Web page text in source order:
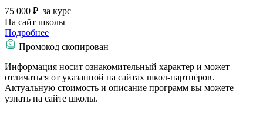
75 000 ₽ за курс
На сайт школы
Подробнее
Промокод скопирован
Информация носит ознакомительный характер и может
отличаться от указанной на сайтах школ-партнёров.
Актуальную стоимость и описание программ вы можете
узнать на сайте школы.